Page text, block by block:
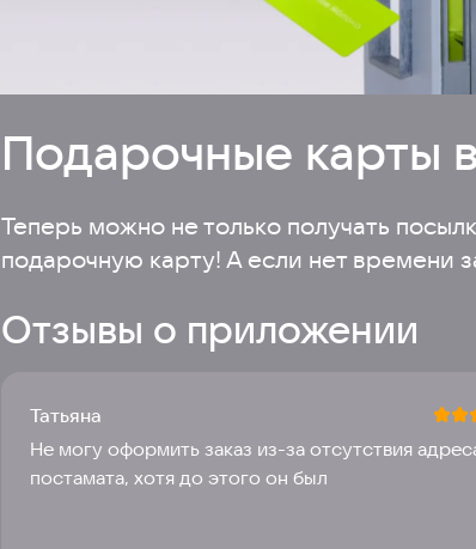
Подарочные карты
Теперь можно не только получать
подарочную карту! А если нет времени
Отзывы о приложении
Татьяна
Не могу оформить заказ из-за отсутствия
постамата, хотя до этого он был